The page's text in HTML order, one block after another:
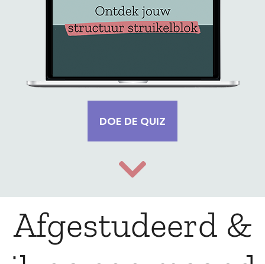
DOE DE QUIZ
Afgestudeerd &